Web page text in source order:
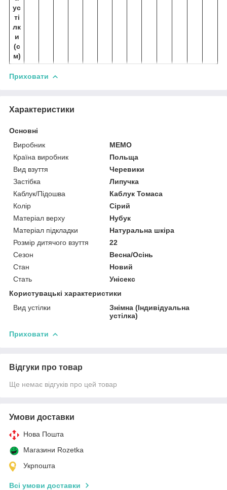
ус
ті
лк
и
(с
м)
Приховати
Характеристики
Основні
Виробник
MEMO
Країна виробник
Польща
Вид взуття
Черевики
Застібка
Липучка
Каблук/Підошва
Каблук Томаса
Колір
Сірий
Матеріал верху
Нубук
Матеріал підкладки
Натуральна шкіра
Розмір дитячого взуття
22
Сезон
Весна/Осінь
Стан
Новий
Стать
Унісекс
Користувацькі характеристики
Вид устілки
Знімна (Індивідуальна
устілка)
Приховати
Відгуки про товар
Ще немає відгуків про цей товар
Умови доставки
Нова Пошта
Магазини Rozetka
Укрпошта
Всі умови доставки